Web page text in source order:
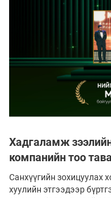
Хадгаламж
компанийн тоо
Санхүүгийн зохицуулах
хуулийн этгээдээр